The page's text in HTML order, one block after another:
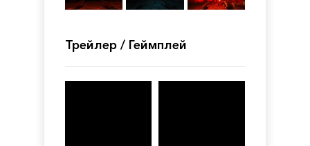
Трейлер / Геймплей